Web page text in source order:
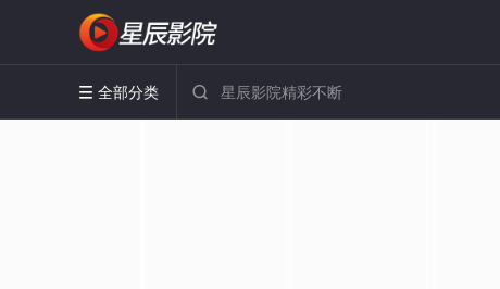
 全部分类 